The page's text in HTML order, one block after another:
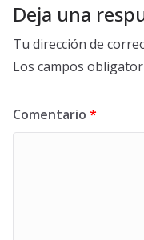
Deja una
Tu dirección de
Los campos
Comentario *